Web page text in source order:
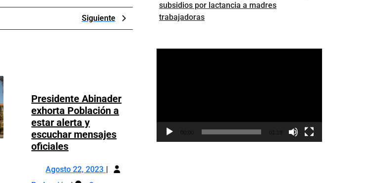
Siguiente
Post
Presidente Abinader
exhorta Población a
estar alerta y
escuchar mensajes
oficialesPresidente
exhorta
Agosto 22, 2023 Agosto
subsidios por lactancia a madres
trabajadoras
00:00 01:18